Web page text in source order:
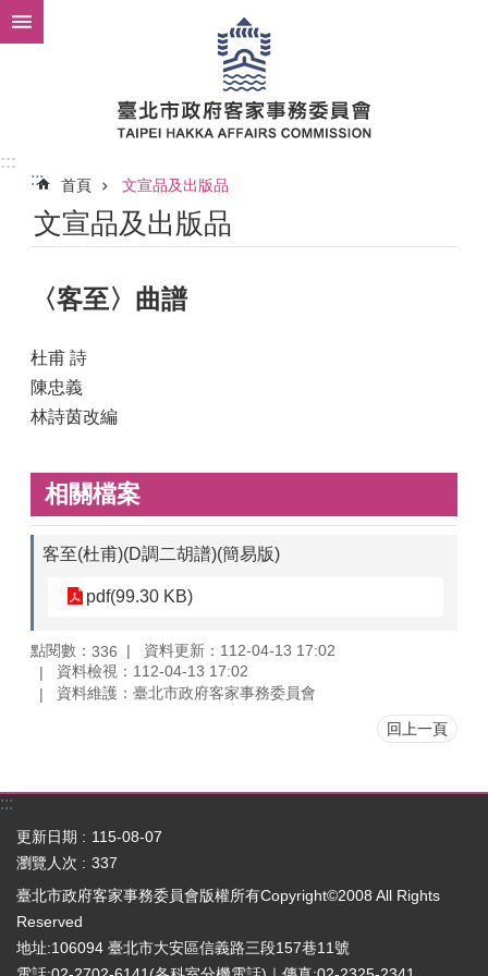
跳到主要內容區塊
:::
:::
首頁 文宣品及出版品
文宣品及出版品
〈客至〉曲譜
杜甫 詩
陳忠義
林詩茵改編
相關檔案
客至(杜甫)(D調二胡譜)(簡易版)
pdf(99.30 KB)
點閱數： 336
資料更新：112-04-13 17:02
資料檢視：112-04-13 17:02
資料維護：臺北市政府客家事務委員會
回上一頁
:::
更新日期
115-08-07
瀏覽人次
337
臺北市政府客家事務委員會版權所有Copyright©2008 All Rights
Reserved
地址:106094 臺北市大安區信義路三段157巷11號